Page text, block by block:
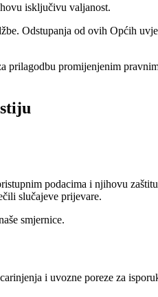
isključivu valjanost.
Odstupanja od ovih Općih
prilagodbu promijenjenim
podacima i njihovu
slučajeve prijevare.
smjernice.
i uvozne poreze za